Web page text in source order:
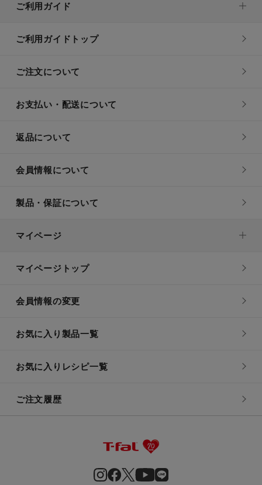
ご利用ガイド
ご利用ガイドトップ
ご注文について
お支払い・配送について
返品について
会員情報について
製品・保証について
マイページ
マイページトップ
会員情報の変更
お気に入り製品一覧
お気に入りレシピ一覧
ご注文履歴